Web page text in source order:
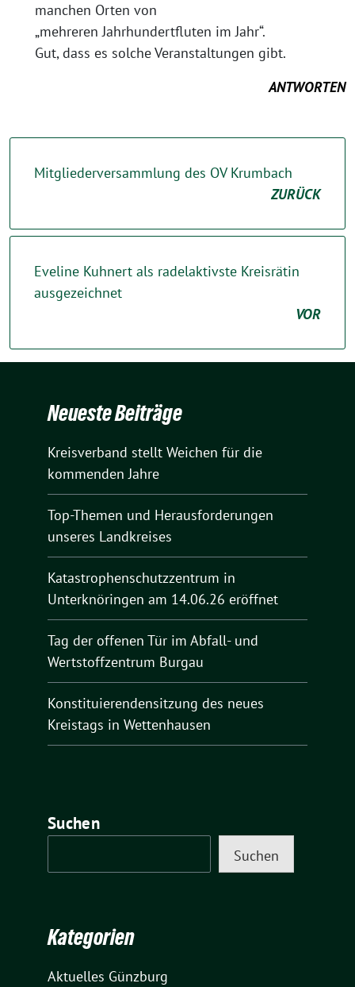
manchen Orten von
„mehreren Jahrhundertfluten im Jahr“.
Gut, dass es solche Veranstaltungen gibt.
ANTWORTEN
Mitgliederversammlung des OV Krumbach
ZURÜCK
Eveline Kuhnert als radelaktivste Kreisrätin
ausgezeichnet
VOR
Neueste Beiträge
Kreisverband stellt Weichen für die
kommenden Jahre
Top-Themen und Herausforderungen
unseres Landkreises
Katastrophenschutzzentrum in
Unterknöringen am 14.06.26 eröffnet
Tag der offenen Tür im Abfall- und
Wertstoffzentrum Burgau
Konstituierendensitzung des neues
Kreistags in Wettenhausen
Suchen
Suchen
Kategorien
Aktuelles Günzburg